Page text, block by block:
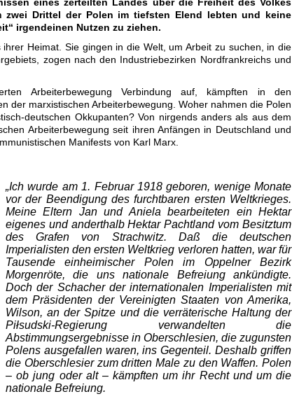
zwei Drittel der Polen im tiefsten Elend lebten und keine
irgendeinen Nutzen zu ziehen.
Heimat. Sie gingen in die Welt, um Arbeit zu suchen, in die
zogen nach den Industriebezirken Nordfrankreichs und
Arbeiterbewegung Verbindung auf, kämpften in den
der marxistischen Arbeiterbewegung. Woher nahmen die Polen
deutschen Okkupanten? Von nirgends anders als aus dem
Arbeiterbewegung seit ihren Anfängen in Deutschland und
Manifests von Karl Marx.
„Ich wurde am 1. Februar 1918 ge­boren, wenige Monate
vor der Beendigung des furchtbaren ersten Welt­krieges.
Meine Eltern Jan und Aniela bearbeiteten ein Hektar
eigenes und anderthalb Hektar Pachtland vom Besitztum
des Grafen von Strachwitz. Daß die deutschen
Imperialisten den ersten Weltkrieg verloren hatten, war für
Tausende einheimischer Polen im Oppelner Bezirk
Morgenröte, die uns nationale Befreiung ankündigte.
Doch der Schacher der internationalen Imperialisten mit
dem Präsidenten der Vereinigten Staaten von Amerika,
Wilson, an der Spitze und die verräterische Haltung der
Piłsudski-Regie­rung verwandelten die
Abstimmungsergebnisse in Oberschlesien, die zu­gunsten
Polens ausgefallen waren, ins Gegenteil. Deshalb griffen
die Oberschlesier zum dritten Male zu den Waffen. Polen
– ob jung oder alt – kämpften um ihr Recht und um die
nationale Befreiung.